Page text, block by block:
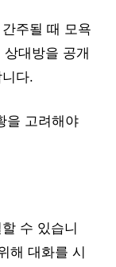
주될 때 모욕
대방을 공개
다.
을 고려해야
수 있습니
해 대화를 시